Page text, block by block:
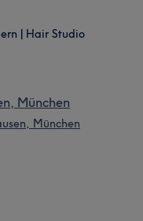
| Hair Studio
München
München